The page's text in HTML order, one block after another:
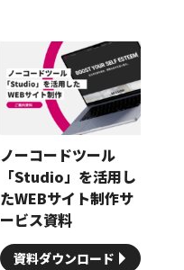
ノーコードツール
「Studio」を活用し
たWEBサイト制作サ
ービス資料
資料ダウンロード